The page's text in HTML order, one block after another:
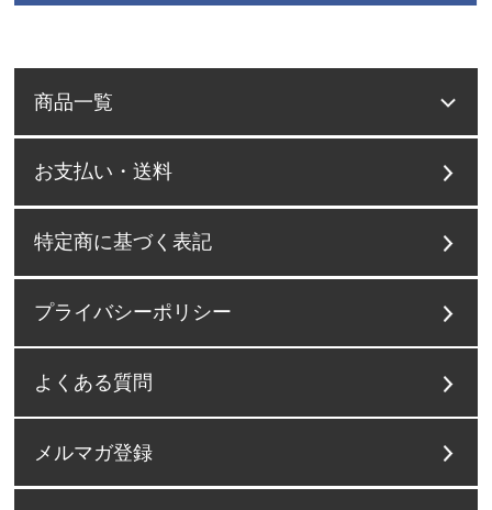
商品一覧
お支払い・送料
特定商に基づく表記
プライバシーポリシー
よくある質問
メルマガ登録